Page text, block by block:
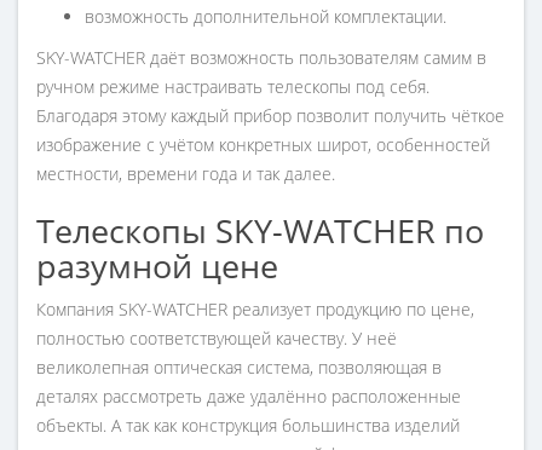
возможность дополнительной комплектации.
SKY-WATCHER даёт возможность пользователям самим в
ручном режиме настраивать телескопы под себя.
Благодаря этому каждый прибор позволит получить чёткое
изображение с учётом конкретных широт, особенностей
местности, времени года и так далее.
Телескопы SKY-WATCHER по
разумной цене
Компания SKY-WATCHER реализует продукцию по цене,
полностью соответствующей качеству. У неё
великолепная оптическая система, позволяющая в
деталях рассмотреть даже удалённо расположенные
объекты. А так как конструкция большинства изделий